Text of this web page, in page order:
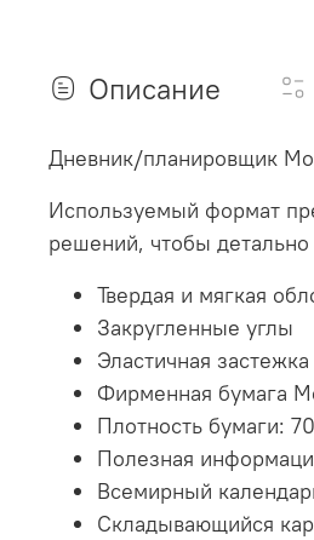
Описание
Дневник/планировщик
Используемый формат
решений, чтобы
Твердая и мягкая
Закругленные углы
Эластичная застежка
Фирменная бумага
Плотность бумаги:
Полезная
Всемирный
Складывающийся